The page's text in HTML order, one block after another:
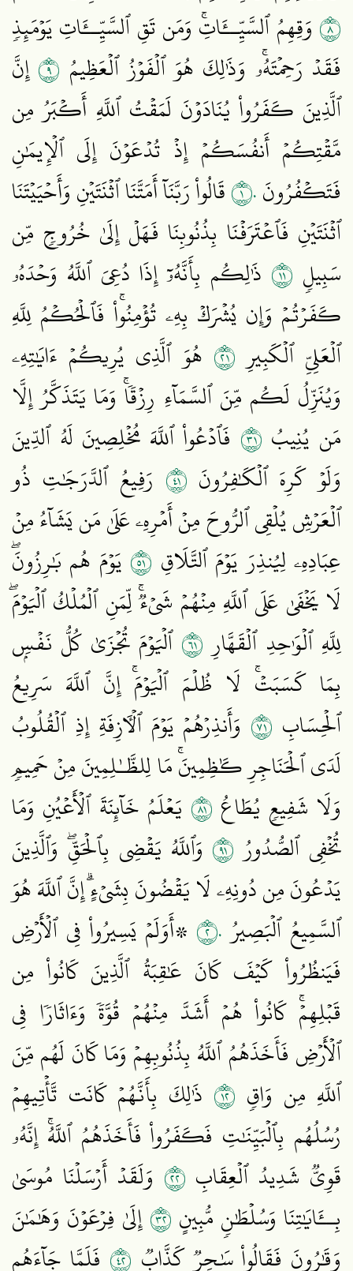
٨ وَقِهِمُ ٱلسَّيِّــَٔاتِۚ وَمَن تَقِ ٱلسَّيِّــَٔاتِ يَوۡمَئِذٖ
فَقَدۡ رَحِمۡتَهُۥۚ وَذَٰلِكَ هُوَ ٱلۡفَوۡزُ ٱلۡعَظِيمُ ٩ إِنَّ
ٱلَّذِينَ كَفَرُواْ يُنَادَوۡنَ لَمَقۡتُ ٱللَّهِ أَكۡبَرُ مِن
مَّقۡتِكُمۡ أَنفُسَكُمۡ إِذۡ تُدۡعَوۡنَ إِلَى ٱلۡإِيمَٰنِ
فَتَكۡفُرُونَ١٠قَالُواْ رَبَّنَآ أَمَتَّنَا ٱثۡنَتَيۡنِ وَأَحۡيَيۡتَنَا
ٱثۡنَتَيۡنِ فَٱعۡتَرَفۡنَا بِذُنُوبِنَا فَهَلۡ إِلَىٰ خُرُوجٖ مِّن
سَبِيلٖ ١١ ذَٰلِكُم بِأَنَّهُۥٓ إِذَا دُعِيَ ٱللَّهُ وَحۡدَهُۥ
كَفَرۡتُمۡ وَإِن يُشۡرَكۡ بِهِۦ تُؤۡمِنُواْۚ فَٱلۡحُكۡمُ لِلَّهِ
ٱلۡعَلِيِّ ٱلۡكَبِيرِ ١٢ هُوَ ٱلَّذِي يُرِيكُمۡ ءَايَٰتِهِۦ
وَيُنَزِّلُ لَكُم مِّنَ ٱلسَّمَآءِ رِزۡقٗاۚ وَمَا يَتَذَكَّرُ إِلَّا
مَن يُنِيبُ ١٣ فَٱدۡعُواْ ٱللَّهَ مُخۡلِصِينَ لَهُ ٱلدِّينَ
وَلَوۡ كَرِهَ ٱلۡكَٰفِرُونَ ١٤ رَفِيعُ ٱلدَّرَجَٰتِ ذُو
ٱلۡعَرۡشِ يُلۡقِي ٱلرُّوحَ مِنۡ أَمۡرِهِۦ عَلَىٰ مَن يَشَآءُ مِنۡ
عِبَادِهِۦ لِيُنذِرَ يَوۡمَ ٱلتَّلَاقِ ١٥ يَوۡمَ هُم بَٰرِزُونَۖ
لَا يَخۡفَىٰ عَلَى ٱللَّهِ مِنۡهُمۡ شَيۡءٞۚ لِّمَنِ ٱلۡمُلۡكُ ٱلۡيَوۡمَۖ
لِلَّهِ ٱلۡوَٰحِدِ ٱلۡقَهَّارِ ١٦ ٱلۡيَوۡمَ تُجۡزَىٰ كُلُّ نَفۡسِۭ
بِمَا كَسَبَتۡۚ لَا ظُلۡمَ ٱلۡيَوۡمَۚ إِنَّ ٱللَّهَ سَرِيعُ
ٱلۡحِسَابِ ١٧ وَأَنذِرۡهُمۡ يَوۡمَ ٱلۡأٓزِفَةِ إِذِ ٱلۡقُلُوبُ
لَدَى ٱلۡحَنَاجِرِ كَٰظِمِينَۚ مَا لِلظَّـٰلِمِينَ مِنۡ حَمِيمٖ
وَلَا شَفِيعٖ يُطَاعُ ١٨ يَعۡلَمُ خَآئِنَةَ ٱلۡأَعۡيُنِ وَمَا
تُخۡفِي ٱلصُّدُورُ ١٩ وَٱللَّهُ يَقۡضِي بِٱلۡحَقِّۖ وَٱلَّذِينَ
يَدۡعُونَ مِن دُونِهِۦ لَا يَقۡضُونَ بِشَيۡءٍۗ إِنَّ ٱللَّهَ هُوَ
ٱلسَّمِيعُ ٱلۡبَصِيرُ٢٠ ۞أَوَلَمۡ يَسِيرُواْ فِي ٱلۡأَرۡضِ
فَيَنظُرُواْ كَيۡفَ كَانَ عَٰقِبَةُ ٱلَّذِينَ كَانُواْ مِن
قَبۡلِهِمۡۚ كَانُواْ هُمۡ أَشَدَّ مِنۡهُمۡ قُوَّةٗ وَءَاثَارٗا فِي
ٱلۡأَرۡضِ فَأَخَذَهُمُ ٱللَّهُ بِذُنُوبِهِمۡ وَمَا كَانَ لَهُم مِّنَ
ٱللَّهِ مِن وَاقٖ ٢١ ذَٰلِكَ بِأَنَّهُمۡ كَانَت تَّأۡتِيهِمۡ
رُسُلُهُم بِٱلۡبَيِّنَٰتِ فَكَفَرُواْ فَأَخَذَهُمُ ٱللَّهُۚ إِنَّهُۥ
قَوِيّٞ شَدِيدُ ٱلۡعِقَابِ ٢٢ وَلَقَدۡ أَرۡسَلۡنَا مُوسَىٰ
بِــَٔايَٰتِنَا وَسُلۡطَٰنٖ مُّبِينٍ ٢٣إِلَىٰ فِرۡعَوۡنَ وَهَٰمَٰنَ
وَقَٰرُونَ فَقَالُواْ سَٰحِرٞ كَذَّابٞ ٢٤ فَلَمَّا جَآءَهُم